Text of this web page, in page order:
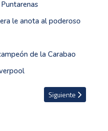
le anota al poderoso
de la Carabao
de Zarcero se presentará en
Artículo siguiente:
Siguiente